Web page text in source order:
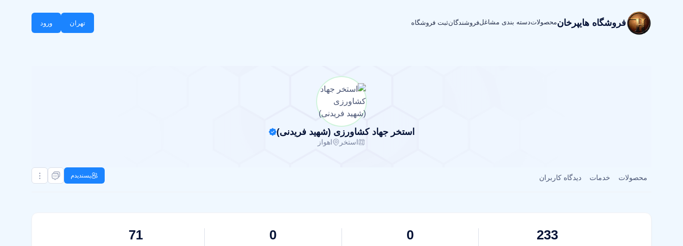
فروشگاه هایپرخانمحصولاتدسته بندی مشاغلفروشندگانثبت فروشگاه تهران ورود
استخر جهاد کشاورزی (شهید فریدنی)
استخر اهواز
محصولات خدمات دیدگاه کاربران پسندیدم
233
0
0
71